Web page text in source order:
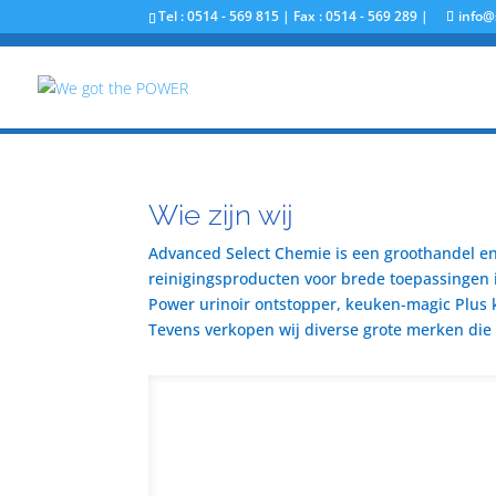
Tel : 0514 - 569 815 | Fax : 0514 - 569 289 |
Wie zijn wij
Advanced Select Chemie is een groothandel
reinigingsproducten voor brede
Power urinoir ontstopper, keuken-magic
Tevens verkopen wij diverse grote merken